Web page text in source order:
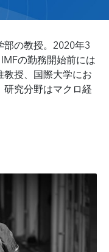
の教授。2020年3
の勤務開始前には
授、国際大学にお
究分野はマクロ経